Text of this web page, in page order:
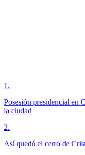
1 .
Posesión presidencial en
la ciudad
2.
Así quedó el cerro de